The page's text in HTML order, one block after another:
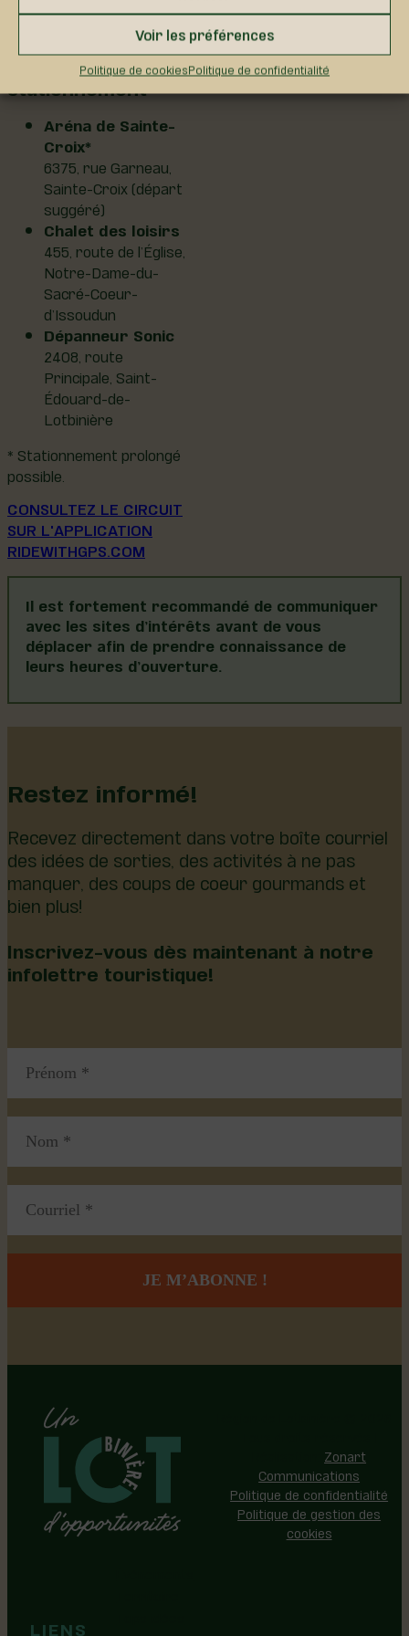
Voir les préférences
Politique de cookiesPolitique de confidentialité
Endroits de
Aréna de Sainte-
Croix*
6375, rue Garneau,
Sainte-Croix (départ
suggéré)
Chalet des loisirs
455, route de l’Église,
Notre-Dame-du-
Sacré-Coeur-
d’Issoudun
Dépanneur Sonic
2408, route
Principale, Saint-
Édouard-de-
Lotbinière
* Stationnement prolongé
possible.
CONSULTEZ LE CIRCUIT
SUR L'APPLICATION
RIDEWITHGPS.COM
Il est fortement recommandé de communiquer
avec les sites d’intérêts avant de vous
déplacer afin de prendre connaissance de
leurs heures d’ouverture.
Restez informé!
Recevez directement dans votre boîte courriel
des idées de sorties, des activités à ne pas
manquer, des coups de coeur gourmands et
bien plus!
Inscrivez-vous dès maintenant à notre
infolettre touristique!
LIENS
Zonart
Communications
Politique de confidentialité
Politique de gestion des
cookies